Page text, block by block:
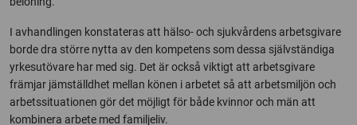
I avhandlingen konstateras att hälso- och sjukvårdens arbetsgivare
borde dra större nytta av den kompetens som dessa självständiga
yrkesutövare har med sig. Det är också viktigt att arbetsgivare
främjar jämställdhet mellan könen i arbetet så att arbetsmiljön och
arbetssituationen gör det möjligt för både kvinnor och män att
kombinera arbete med familjeliv.